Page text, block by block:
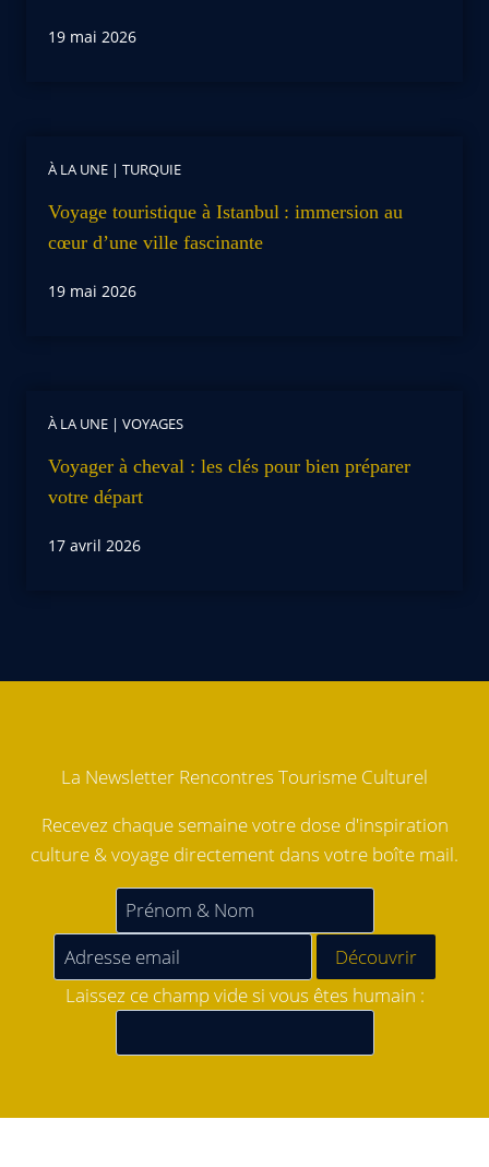
19 mai 2026
À LA UNE | TURQUIE
Voyage touristique à Istanbul : immersion au
cœur d’une ville fascinante
19 mai 2026
À LA UNE | VOYAGES
Voyager à cheval : les clés pour bien préparer
votre départ
17 avril 2026
La Newsletter Rencontres Tourisme Culturel
Recevez chaque semaine votre dose d'inspiration
culture & voyage directement dans votre boîte mail.
Laissez ce champ vide si vous êtes humain :